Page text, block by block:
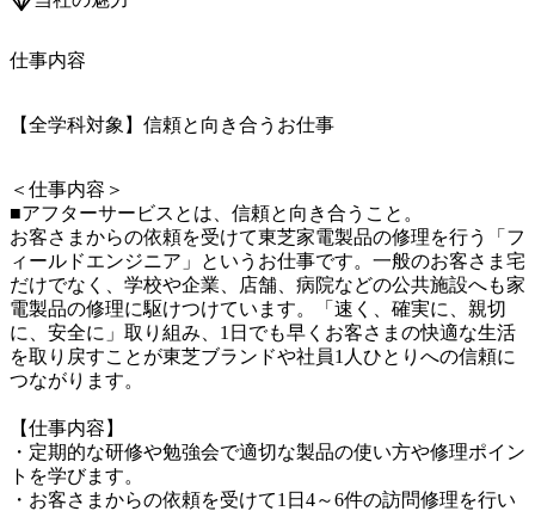
仕事内容
【全学科対象】信頼と向き合うお仕事
＜仕事内容＞
■アフターサービスとは、信頼と向き合うこと。
お客さまからの依頼を受けて東芝家電製品の修理を行う「フ
ィールドエンジニア」というお仕事です。一般のお客さま宅
だけでなく、学校や企業、店舗、病院などの公共施設へも家
電製品の修理に駆けつけています。「速く、確実に、親切
に、安全に」取り組み、1日でも早くお客さまの快適な生活
を取り戻すことが東芝ブランドや社員1人ひとりへの信頼に
つながります。
【仕事内容】
・定期的な研修や勉強会で適切な製品の使い方や修理ポイン
トを学びます。
・お客さまからの依頼を受けて1日4～6件の訪問修理を行い